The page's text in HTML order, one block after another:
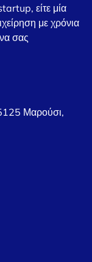
είτε μία
με χρόνια
σας
Μαρούσι,